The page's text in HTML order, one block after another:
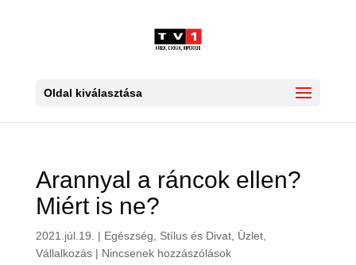
Oldal kiválasztása
Arannyal a ráncok ellen?
Miért is ne?
2021.júl.19. | Egészség Stílus és Divat, Üzlet,
Vállalkozás| Nincsenek hozzászólások